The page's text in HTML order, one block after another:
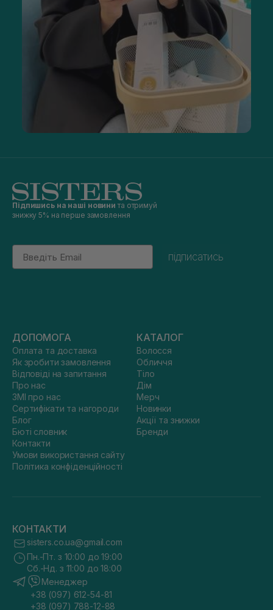
Підпишись на наші новини та отримуй
знижку 5% на перше замовлення
Email
підписатись
ДОПОМОГА
Оплата та доставка
Як зробити замовлення
Відповіді на запитання
Про нас
ЗМІ про нас
Сертифікати та нагороди
Блог
Бюті словник
Контакти
Умови використання сайту
Політика конфіденційності
КАТАЛОГ
Волосся
Обличчя
Тіло
Дім
Мерч
Новинки
Акції та знижки
Бренди
КОНТАКТИ
sisters.co.ua@gmail.com
Пн.-Пт. з 10:00 до 19:00
Сб.-Нд. з 11:00 до 18:00
Менеджер
+38 (097) 612-54-81
+38 (097) 788-12-88